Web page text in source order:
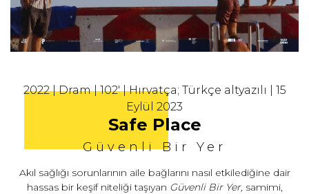
2022 | Dram | 102' | Hırvatça; Türkçe altyazılı | 15
Eylül 2023
Safe Place
Güvenli Bir Yer
Akıl sağlığı sorunlarının aile bağlarını nasıl etkilediğine dair
hassas bir keşif niteliği taşıyan Güvenli Bir Yer, samimi,